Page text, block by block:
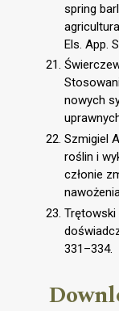
spring
Els. App.
nowych
Szmigiel
roślin i
członie
Trętowski
331–334.